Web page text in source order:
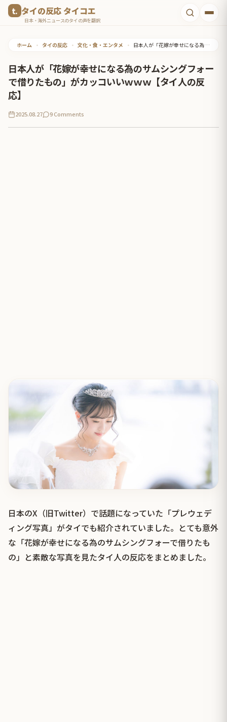
タイの反応 タイコエ
日本・海外ニュースのタイの声を翻訳
ホーム • タイの反応 • 文化・食・エンタメ • 日本人が「花嫁が幸せになる為のサムシングフォーで借りたもの」がカッコいいｗｗｗ【タイ人の反応】
日本人が「花嫁が幸せになる為のサムシングフォー
で借りたもの」がカッコいいｗｗｗ【タイ人の反
応】
2025.08.27 9 Comments
日本のX（旧Twitter）で話題になっていた「プレウェデ
ィング写真」がタイでも紹介されていました。とても意外
な「花嫁が幸せになる為のサムシングフォーで借りたも
の」と素敵な写真を見たタイ人の反応をまとめました。